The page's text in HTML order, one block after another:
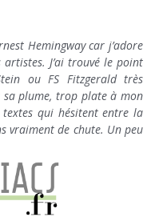
Hemingway car j’adore
J’ai trouvé le point
ou FS Fitzgerald très
sa plume, trop plate à mon
qui hésitent entre la
vraiment de chute. Un peu